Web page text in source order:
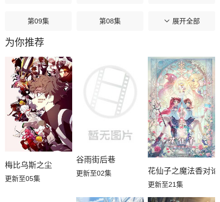
第09集 第08集 第07集
第06集
第03集 第01集
展开全部
为你推荐
梅比乌斯之尘
更新至05集
谷雨街后巷
更新至02集 花仙子之魔法香对论
更新至21集